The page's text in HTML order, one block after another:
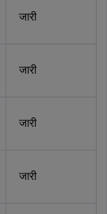
जारी
जारी
जारी
जारी